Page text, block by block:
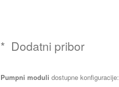
* Dodatni pribor
Pumpni moduli dostupne konfiguracije: